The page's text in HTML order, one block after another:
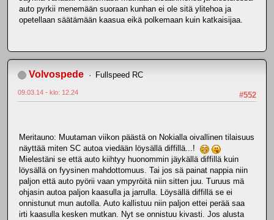
auto pyrkii menemään suoraan kunhan ei ole sitä ylitehoa ja
opetellaan säätämään kaasua eikä polkemaan kuin katkaisijaa.
Volvospede Fullspeed RC
#552
09.03.14 - klo: 12.24
Meritauno: Muutaman viikon päästä on Nokialla oivallinen tilaisuus
näyttää miten SC autoa viedään löysällä diffillä...!
Mielestäni se että auto kiihtyy huonommin jäykällä diffillä kuin
löysällä on fyysinen mahdottomuus. Tai jos sä painat nappia niin
paljon että auto pyörii vaan ympyröitä niin sitten juu. Turuus mä
ohjasin autoa paljon kaasulla ja jarrulla. Löysällä diffillä se ei
onnistunut mun autolla. Auto kallistuu niin paljon ettei perää saa
irti kaasulla kesken mutkan. Nyt se onnistuu kivasti. Jos alusta